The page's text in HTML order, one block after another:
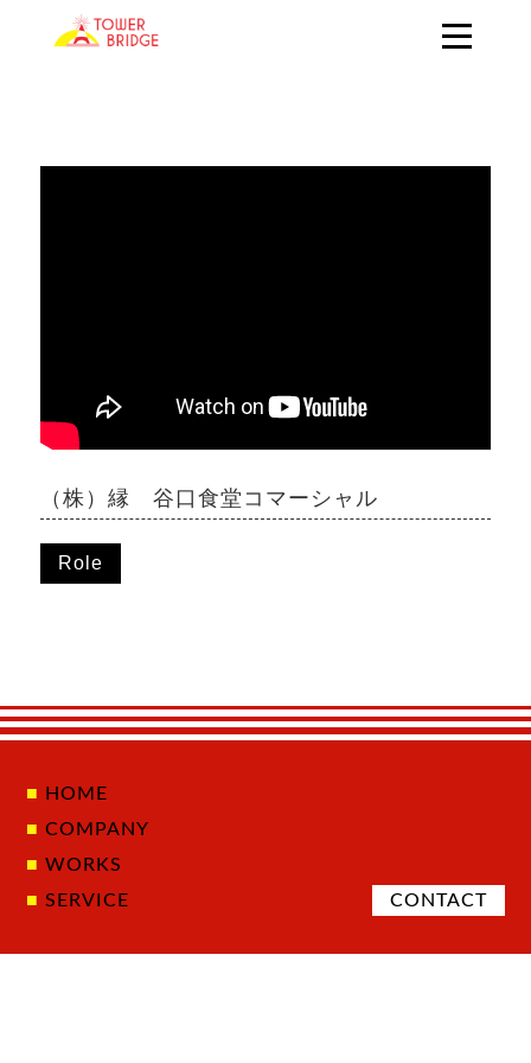
（株）縁 谷口食堂コマーシャル
Role
HOME
COMPANY
WORKS
SERVICE
CONTACT